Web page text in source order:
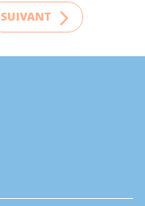
SUIVANT